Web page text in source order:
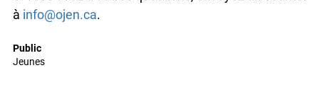
à info@ojen.ca.
Public
Jeunes